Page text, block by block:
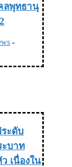
ลพุทธานุ
-
ะดับ
ะบาท
เนื่องใน